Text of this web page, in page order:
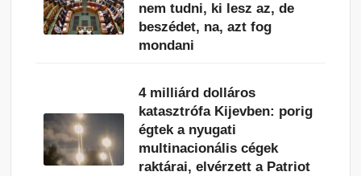
nem tudni, ki lesz az, de
beszédet, na, azt fog
mondani
4 milliárd dolláros
katasztrófa Kijevben: porig
égtek a nyugati
multinacionális cégek
raktárai, elvérzett a Patriot